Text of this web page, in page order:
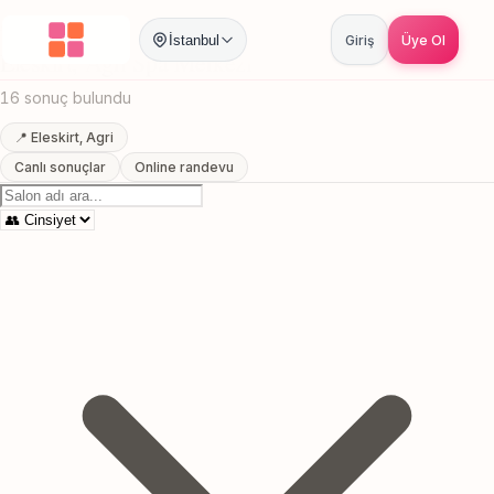
İstanbul Giriş Üye Ol
Anasayfa / Agri Eleskirt Spa Merkezi
Eleskirt, Agri Spa Merkezi
16 sonuç bulundu
📍 Eleskirt, Agri
Canlı sonuçlar
Online randevu